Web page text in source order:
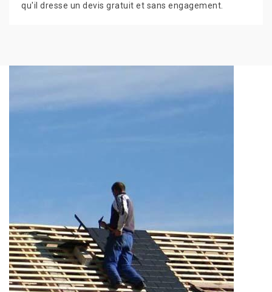
qu'il dresse un devis gratuit et sans engagement.